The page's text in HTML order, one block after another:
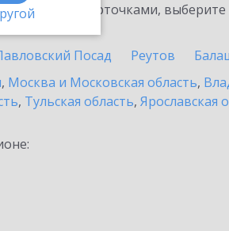
карточками,
Посад Реутов
, Москва и Московская область,
, Тульская область, Ярославская